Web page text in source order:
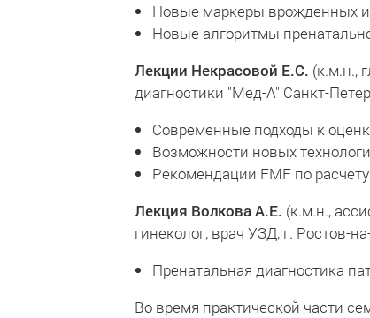
Новые маркеры врожденных
Новые алгоритмы
Лекции Некрасовой Е.С. (к.м.н.,
диагностики "Мед-А" Санкт-
Современные подходы к
Возможности новых
Рекомендации FMF по
Лекция Волкова А.Е. (к.м.н.,
гинеколог, врач УЗД, г. Ростов-
Пренатальная диагностика
Во время практической части